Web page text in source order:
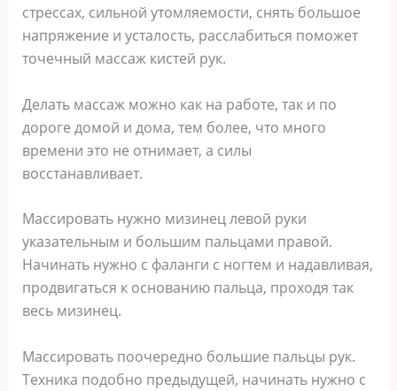
стрессах, сильной утомляемости, снять большое
напряжение и усталость, расслабиться поможет
точечный массаж кистей рук.
Делать массаж можно как на работе, так и по
дороге домой и дома, тем более, что много
времени это не отнимает, а силы
восстанавливает.
Массировать нужно мизинец левой руки
указательным и большим пальцами правой.
Начинать нужно с фаланги с ногтем и надавливая,
продвигаться к основанию пальца, проходя так
весь мизинец.
Массировать поочередно большие пальцы рук.
Техника подобно предыдущей, начинать нужно с